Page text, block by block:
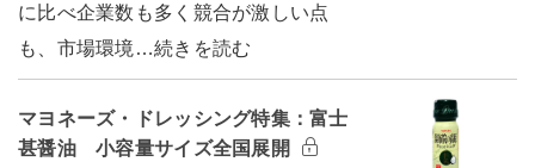
に比べ企業数も多く競合が激しい点
も、市場環境…続きを読む
マヨネーズ・ドレッシング特集：富士
甚醤油 小容量サイズ全国展開